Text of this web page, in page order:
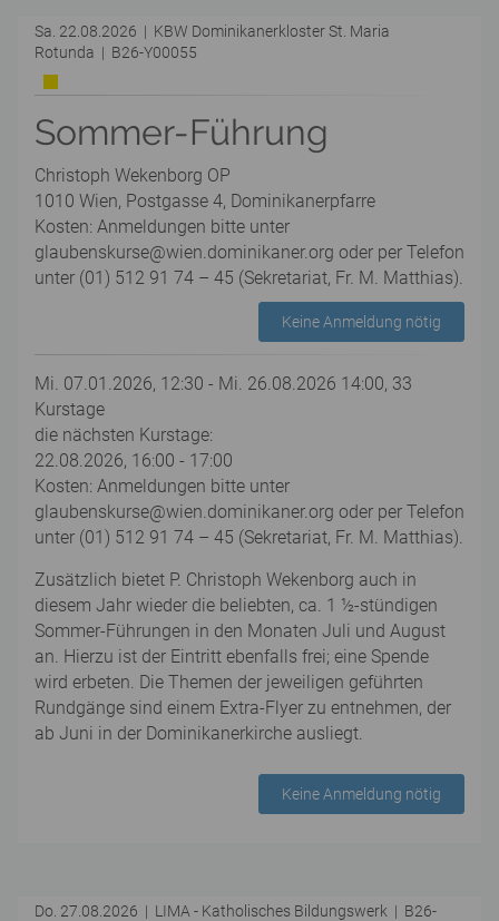
Sa. 22.08.2026 | KBW Dominikanerkloster St. Maria
Rotunda | B26-Y00055
Sommer-Führung
Christoph Wekenborg OP
1010 Wien, Postgasse 4, Dominikanerpfarre
Kosten: Anmeldungen bitte unter
glaubenskurse@wien.dominikaner.org oder per Telefon
unter (01) 512 91 74 – 45 (Sekretariat, Fr. M. Matthias).
Keine Anmeldung nötig
Mi. 07.01.2026, 12:30 - Mi. 26.08.2026 14:00, 33
Kurstage
die nächsten Kurstage:
22.08.2026, 16:00 - 17:00
Kosten: Anmeldungen bitte unter
glaubenskurse@wien.dominikaner.org oder per Telefon
unter (01) 512 91 74 – 45 (Sekretariat, Fr. M. Matthias).
Zusätzlich bietet P. Christoph Wekenborg auch in
diesem Jahr wieder die beliebten, ca. 1 ½-stündigen
Sommer-Führungen in den Monaten Juli und August
an. Hierzu ist der Eintritt ebenfalls frei; eine Spende
wird erbeten. Die Themen der jeweiligen geführten
Rundgänge sind einem Extra-Flyer zu entnehmen, der
ab Juni in der Dominikanerkirche ausliegt.
Keine Anmeldung nötig
Do. 27.08.2026 | LIMA - Katholisches Bildungswerk | B26-